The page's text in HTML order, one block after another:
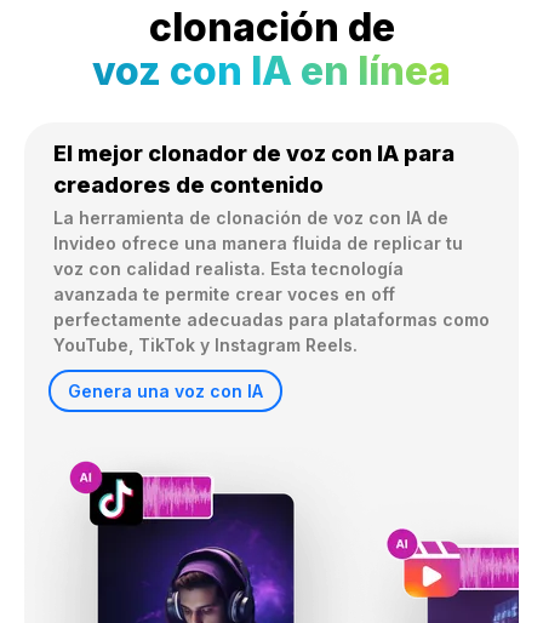
clonación de
voz con IA en línea
El mejor clonador de voz con IA para
creadores de contenido
La herramienta de clonación de voz con IA de
Invideo ofrece una manera fluida de replicar tu
voz con calidad realista. Esta tecnología
avanzada te permite crear voces en off
perfectamente adecuadas para plataformas como
YouTube, TikTok y Instagram Reels.
Genera una voz con IA